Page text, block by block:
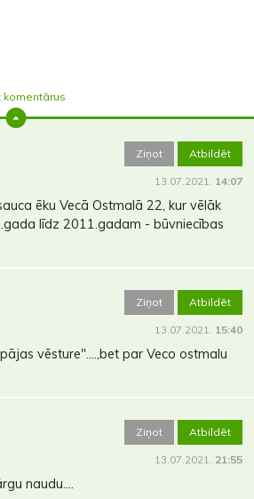
komentārus
Ziņot Atbildēt
13.07.2021. 14:07
ēku Vecā Ostmalā 22, kur vēlāk
līdz 2011.gadam - būvniecības
Ziņot Atbildēt
13.07.2021. 15:40
vēsture"....,bet par Veco ostmalu
Ziņot Atbildēt
13.07.2021. 21:55
naudu....